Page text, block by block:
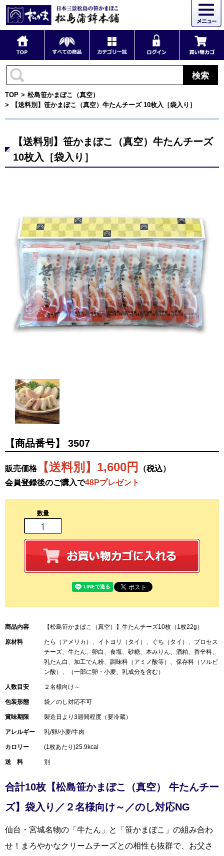
検索
TOP
松島笹かまぼこ（真空）
【送料別】笹かまぼこ（真空）牛たんチーズ 10枚入［袋入り］
【送料別】笹かまぼこ（真空）牛たんチーズ
10枚入［袋入り］
【商品番号】 3507
販売価格【送料別】1,600円
（税込）
会員登録後のご購入で48Pプレゼント
数量
商品内容 【松島笹かまぼこ（真空）】牛たんチーズ10枚（1枚22g）
原材料
たら（アメリカ）、イトヨリ（タイ）、ぐち（タイ）、プロセス
チーズ、牛たん、卵白、食塩、砂糖、本みりん、酒粕、香辛料、
乳たん白、加工でん粉、調味料（アミノ酸等）、保存料（ソルビ
ン酸）、（一部に卵・小麦、乳成分を含む）
人数目安 ２名様向け～
包装形態 袋／のし対応不可
賞味期限 製造日より3週間程度（要冷蔵）
アレルギー 乳/卵/小麦/牛肉
カロリー (1枚あたり)25.9kcal
送 料 別
合計10枚【松島笹かまぼこ（真空） 牛たんチー
ズ】袋入り／２名様向け～／のし対応NG
仙台・宮城名物の「牛たん」と「笹かまぼこ」の組み合わ
せ！まろやかなクリームチーズとの相性も抜群で、お父さ